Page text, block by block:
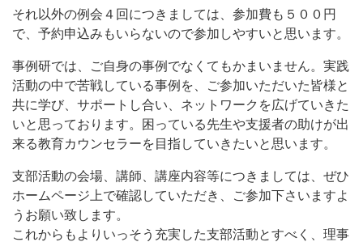
それ以外の例会４回につきましては、参加費も５００円
で、予約申込みもいらないので参加しやすいと思います。
事例研では、ご自身の事例でなくてもかまいません。実践
活動の中で苦戦している事例を、ご参加いただいた皆様と
共に学び、サポートし合い、ネットワークを広げていきた
いと思っております。困っている先生や支援者の助けが出
来る教育カウンセラーを目指していきたいと思います。
支部活動の会場、講師、講座内容等につきましては、ぜひ
ホームページ上で確認していただき、ご参加下さいますよ
うお願い致します。
これからもよりいっそう充実した支部活動とすべく、理事